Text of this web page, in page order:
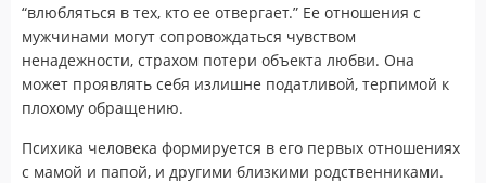
“влюбляться в тех, кто ее отвергает.” Ее отношения с
мужчинами могут сопровождаться чувством
ненадежности, страхом потери объекта любви. Она
может проявлять себя излишне податливой, терпимой к
плохому обращению.
Психика человека формируется в его первых отношениях
с мамой и папой, и другими близкими родственниками.